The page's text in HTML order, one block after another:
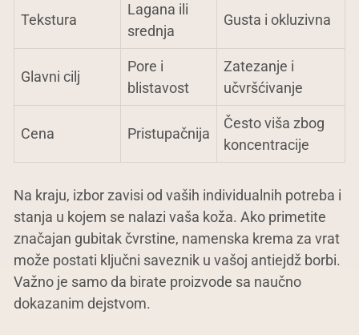
Tekstura
Lagana ili
srednja
Gusta i okluzivna
Glavni cilj
Pore i
blistavost
Zatezanje i
učvršćivanje
Cena Pristupačnija
Često viša zbog
koncentracije
Na kraju, izbor zavisi od vaših individualnih potreba i
stanja u kojem se nalazi vaša koža. Ako primetite
značajan gubitak čvrstine, namenska krema za vrat
može postati ključni saveznik u vašoj antiejdž borbi.
Važno je samo da birate proizvode sa naučno
dokazanim dejstvom.